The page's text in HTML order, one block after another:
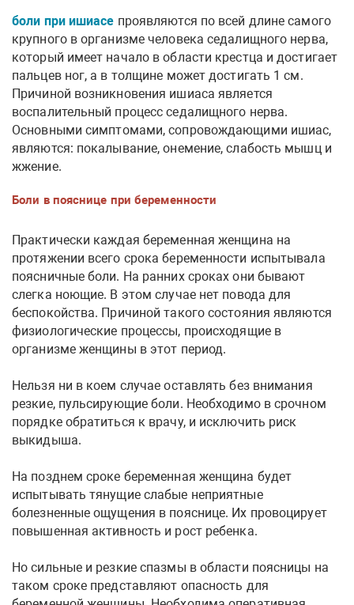
боли при ишиасе проявляются по всей длине самого
крупного в организме человека седалищного нерва,
который имеет начало в области крестца и достигает
пальцев ног, а в толщине может достигать 1 см.
Причиной возникновения ишиаса является
воспалительный процесс седалищного нерва.
Основными симптомами, сопровождающими ишиас,
являются: покалывание, онемение, слабость мышц и
жжение.
Боли в пояснице при беременности
Практически каждая беременная женщина на
протяжении всего срока беременности испытывала
поясничные боли. На ранних сроках они бывают
слегка ноющие. В этом случае нет повода для
беспокойства. Причиной такого состояния являются
физиологические процессы, происходящие в
организме женщины в этот период.
Нельзя ни в коем случае оставлять без внимания
резкие, пульсирующие боли. Необходимо в срочном
порядке обратиться к врачу, и исключить риск
выкидыша.
На позднем сроке беременная женщина будет
испытывать тянущие слабые неприятные
болезненные ощущения в пояснице. Их провоцирует
повышенная активность и рост ребенка.
Но сильные и резкие спазмы в области поясницы на
таком сроке представляют опасность для